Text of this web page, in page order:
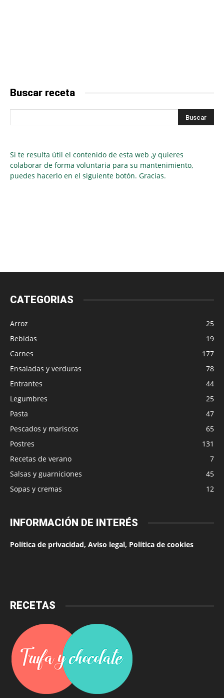
Buscar receta
Si te resulta útil el contenido de esta web ,y quieres
colaborar de forma voluntaria para su mantenimiento,
puedes hacerlo en el siguiente botón. Gracias.
CATEGORIAS
Arroz
25
Bebidas
19
Carnes
177
Ensaladas y verduras
78
Entrantes
44
Legumbres
25
Pasta
47
Pescados y mariscos
65
Postres
131
Recetas de verano
7
Salsas y guarniciones
45
Sopas y cremas
12
INFORMACIÓN DE INTERÉS
Política de privacidad, Aviso legal, Política de cookies
RECETAS